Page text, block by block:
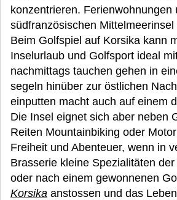
konzentrieren.
südfranzösischen
Beim Golfspiel auf Korsika kann
Inselurlaub und Golfsport ideal
nachmittags tauchen gehen in
segeln hinüber zur östlichen
einputten macht auch auf einem
Die Insel eignet sich aber neben
Reiten Mountainbiking oder
Freiheit und Abenteuer, wenn in
Brasserie kleine Spezialitäten
oder nach einem gewonnenen
Korsika anstossen und das